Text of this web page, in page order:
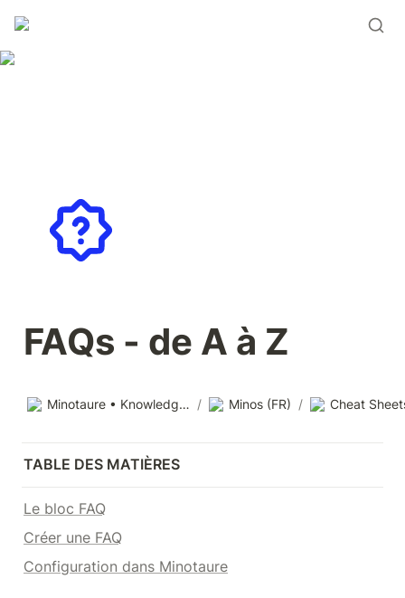
FAQs - de A à Z
Minotaure • Knowledge base / Minos (FR) /
TABLE DES MATIÈRES
Le bloc FAQ
Créer une FAQ
Configuration dans Minotaure